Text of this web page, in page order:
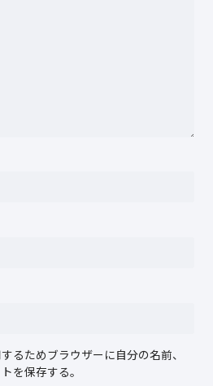
るためブラウザーに自分の名前、
を保存する。